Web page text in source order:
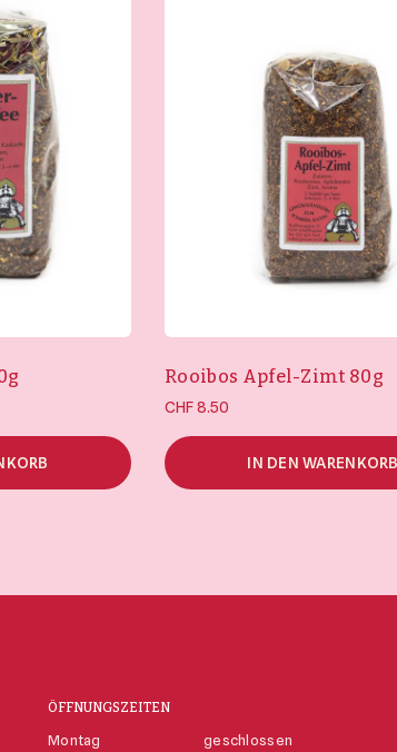
Rooibos Apfel-Zimt 80g
CHF8.50
IN DEN WARENKORB
ÖFFNUNGSZEITEN
Montag geschlossen